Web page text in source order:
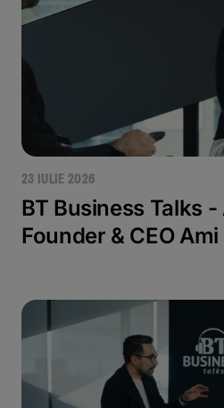
23 IULIE 2026
BT Business Talks
Founder & CEO